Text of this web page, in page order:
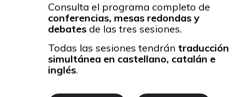
Consulta el programa completo de
conferencias, mesas redondas y
debates de las tres sesiones.
Todas las sesiones tendrán traducción
simultánea en castellano, catalán e
inglés.